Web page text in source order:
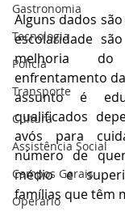
Gastronomia
Tecnologia
Polícia
Transporte
Cultura
Assistência Social
Campos Gerais
Operário
Alguns dados
escolaridade
melhoria
enfrentamento
assunto é
qualificados
avós para
número de
médio e
famílias que têm